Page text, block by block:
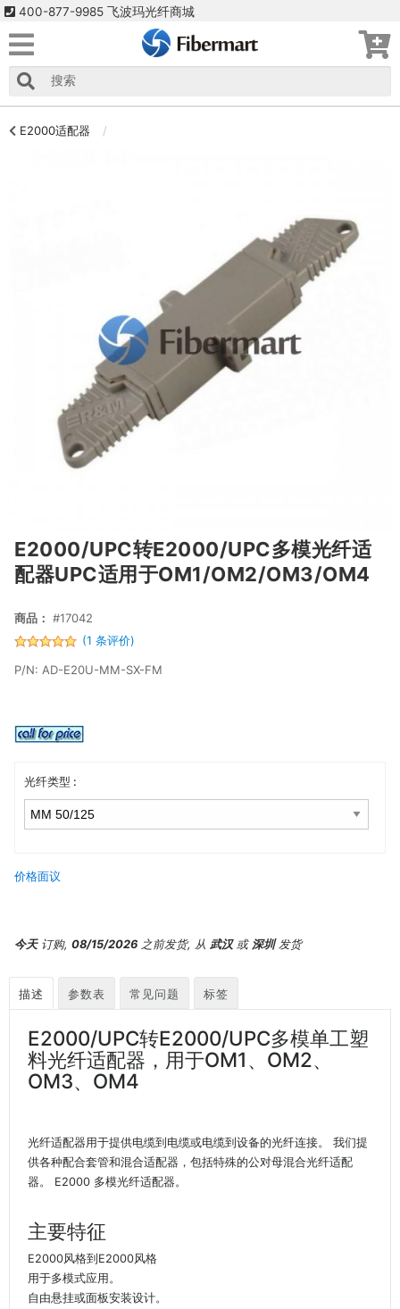
400-877-9985 飞波玛光纤商城
E2000适配器
E2000/UPC转E2000/UPC多模光纤适
配器UPC适用于OM1/OM2/OM3/OM4
商品： #17042
(1 条评价)
P/N: AD-E20U-MM-SX-FM
光纤类型 :
价格面议
今天订购,08/15/2026 之前发货, 从武汉或 深圳发货
描述 参数表 常见问题 标签
E2000/UPC转E2000/UPC多模单工塑
料光纤适配器，用于OM1、OM2、
OM3、OM4
光纤适配器用于提供电缆到电缆或电缆到设备的光纤连接。 我们提
供各种配合套管和混合适配器，包括特殊的公对母混合光纤适配
器。 E2000 多模光纤适配器。
主要特征
E2000风格到E2000风格
用于多模式应用。
自由悬挂或面板安装设计。